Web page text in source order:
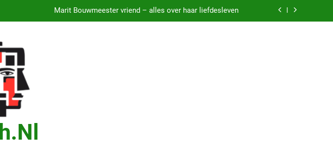
Marit Bouwmeester vriend – alles over haar liefdesleven